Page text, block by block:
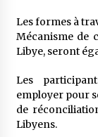
Les formes à
Mécanisme de
Libye, seront
Les
employer pour
de
Libyens.